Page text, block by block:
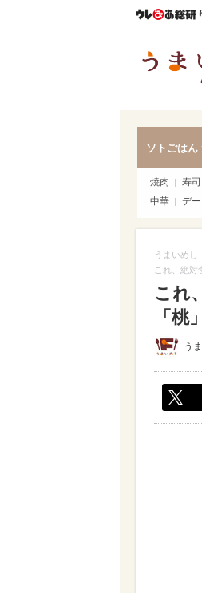
ソトごはん
焼肉 寿
中華
デ
うまいめし
これ、絶
これ
「桃
う